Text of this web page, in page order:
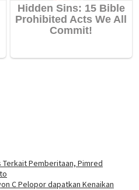
Terkait Pemberitaan, Pimred
C Pelopor dapatkan Kenaikan